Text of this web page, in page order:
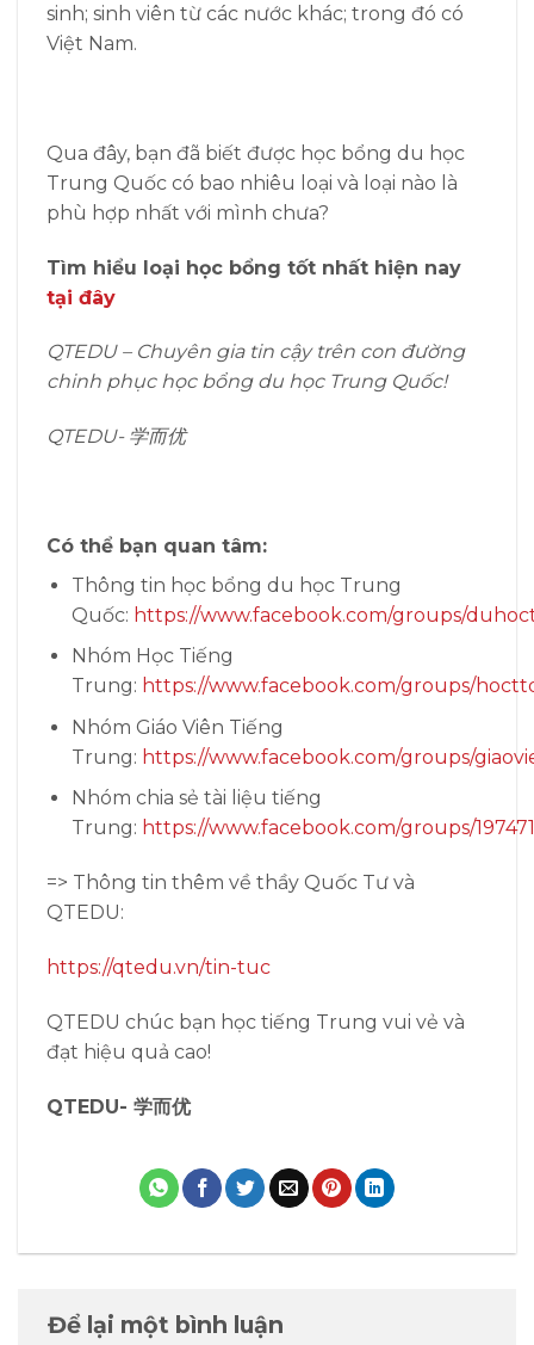
sinh; sinh viên từ các nước khác; trong đó có
Việt Nam.
Qua đây, bạn đã biết được học bổng du học
Trung Quốc có bao nhiêu loại và loại nào là
phù hợp nhất với mình chưa?
Tìm hiểu loại học bổng tốt nhất hiện nay
tại đây
QTEDU – Chuyên gia tin cậy trên con đường
chinh phục học bổng du học Trung Quốc!
QTEDU- 学而优
Có thể bạn quan tâm:
Thông tin học bổng du học Trung
Quốc: https://www.facebook.com/groups/
Nhóm Học Tiếng
Trung: https://www.facebook.com/groups/
Nhóm Giáo Viên Tiếng
Trung: https://www.facebook.com/groups/
Nhóm chia sẻ tài liệu tiếng
Trung: https://www.facebook.com/groups/
=> Thông tin thêm về thầy Quốc Tư và
QTEDU:
https://qtedu.vn/tin-tuc
QTEDU chúc bạn học tiếng Trung vui vẻ và
đạt hiệu quả cao!
QTEDU- 学而优
Để lại một bình luận